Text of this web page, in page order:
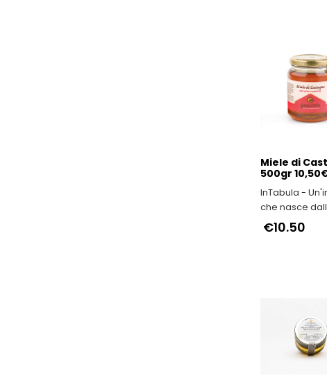
Miele di
500gr
InTabula -
che nasce
viscere
€10.50